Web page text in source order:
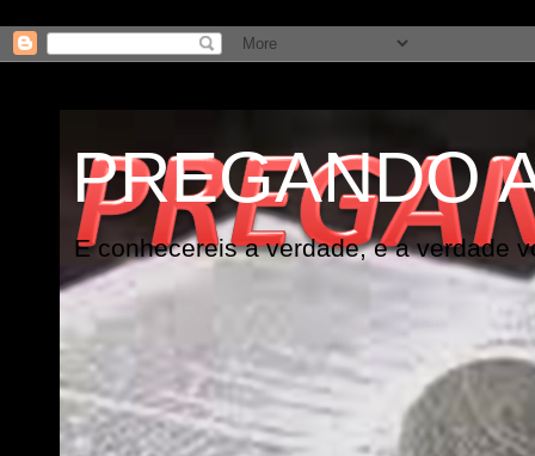
PREGANDO
E conhecereis a verdade, e a verdade